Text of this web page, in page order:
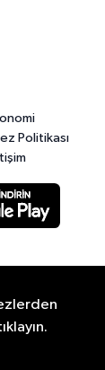
Politikası